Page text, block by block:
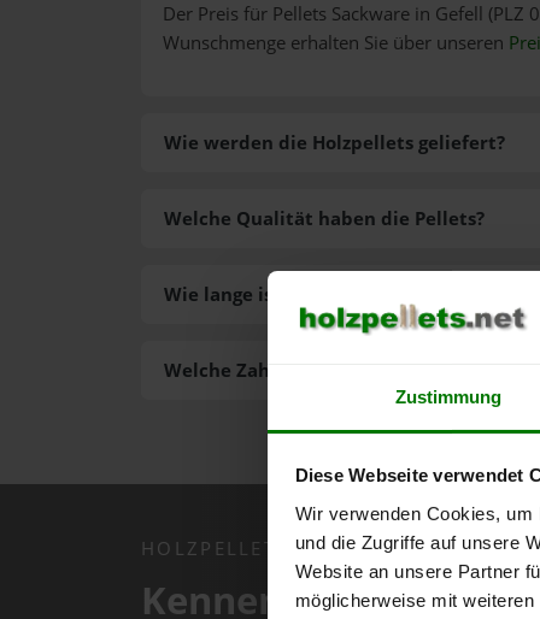
Zustimmung
Diese Webseite verwendet
Wir verwenden Cookies,
und die Zugriffe auf unsere
Website an unsere Partner
möglicherweise mit
Der Preis für Pellets Sackware in Gefell (PLZ
Wunschmenge erhalten Sie über unseren
Wie werden die Holzpellets geliefert?
Welche Zahlungsarten gibt es?
Welche Qualität haben die Pellets?
Wie lange ist die Lieferzeit der Pellets?
HOLZPELLETS.NET APP
Kennen Sie schon